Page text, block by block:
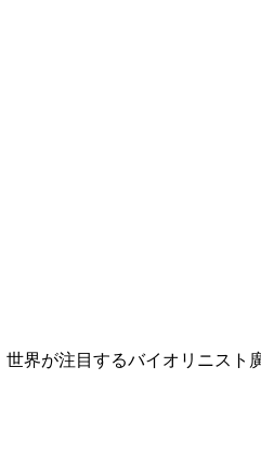
界が注目するバイオリニスト